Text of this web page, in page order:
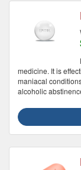
medicine. It is
maniacal
alcoholic